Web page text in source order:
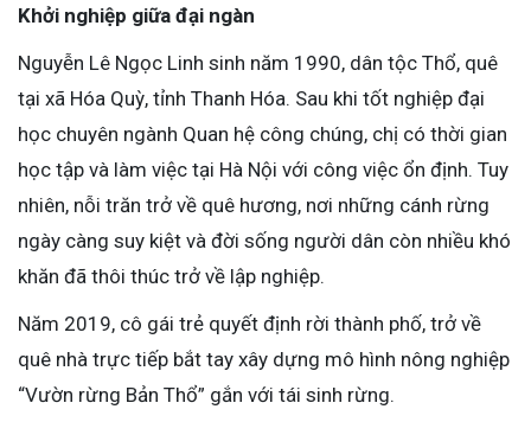
Khởi nghiệp giữa đại ngàn
Nguyễn Lê Ngọc Linh sinh năm 1990, dân tộc Thổ, quê
tại xã Hóa Quỳ, tỉnh Thanh Hóa. Sau khi tốt nghiệp đại
học chuyên ngành Quan hệ công chúng, chị có thời gian
học tập và làm việc tại Hà Nội với công việc ổn định. Tuy
nhiên, nỗi trăn trở về quê hương, nơi những cánh rừng
ngày càng suy kiệt và đời sống người dân còn nhiều khó
khăn đã thôi thúc trở về lập nghiệp.
Năm 2019, cô gái trẻ quyết định rời thành phố, trở về
quê nhà trực tiếp bắt tay xây dựng mô hình nông nghiệp
“Vườn rừng Bản Thổ” gắn với tái sinh rừng.